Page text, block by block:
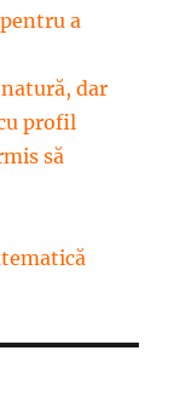
a
dar
profil
să